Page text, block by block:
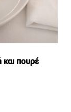
και πουρέ